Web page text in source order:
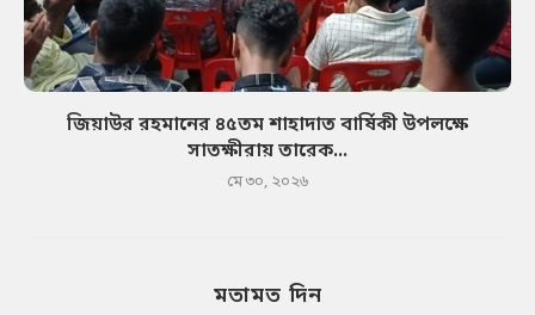
জিয়াউর রহমানের ৪৫তম শাহাদাত বার্ষিকী উপলক্ষে
সাতক্ষীরায় তারেক...
মে ৩০, ২০২৬
মতামত দিন